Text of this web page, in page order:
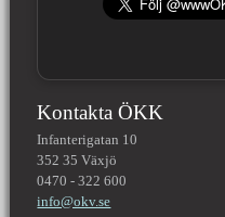
Kontakta ÖKK
Infanterigatan 10
352 35 Växjö
0470 - 322 600
info@okv.se